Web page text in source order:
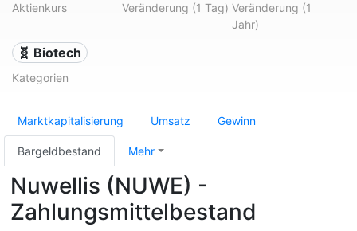
Aktienkurs Veränderung (1 Tag) Veränderung (1
Jahr)
🧬 Biotech
Kategorien
Marktkapitalisierung Umsatz Gewinn
Bargeldbestand Mehr
Nuwellis (NUWE) -
Zahlungsmittelbestand